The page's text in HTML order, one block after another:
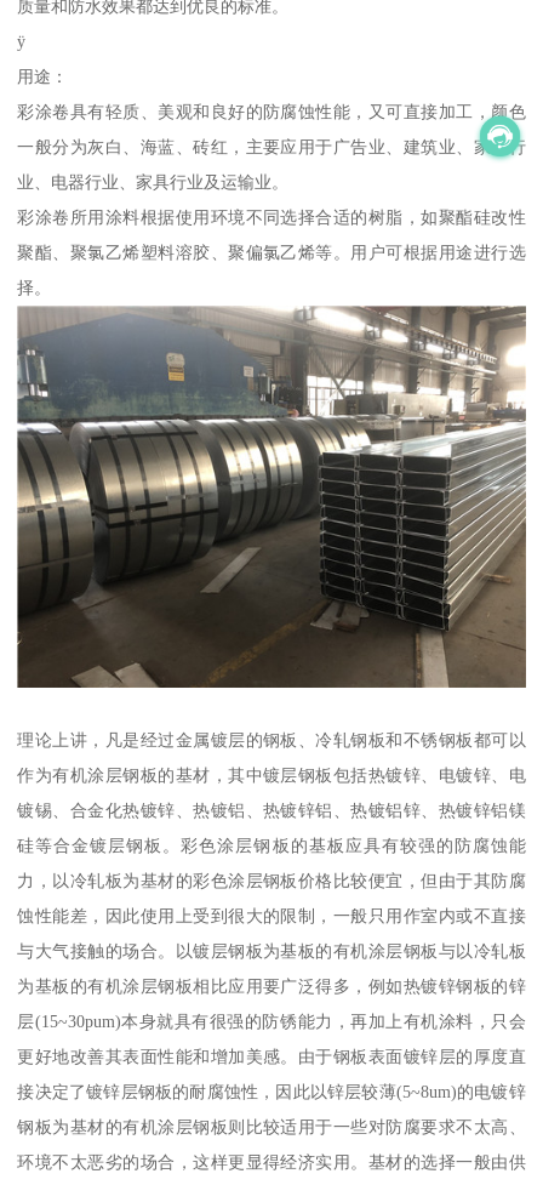
质量和防水效果都达到优良的标准。
ÿ
用途：
彩涂卷具有轻质、美观和良好的防腐蚀性能，又可直接加工，颜色
一般分为灰白、海蓝、砖红，主要应用于广告业、建筑业、家电行
业、电器行业、家具行业及运输业。
彩涂卷所用涂料根据使用环境不同选择合适的树脂，如聚酯硅改性
聚酯、聚氯乙烯塑料溶胶、聚偏氯乙烯等。用户可根据用途进行选
择。
理论上讲，凡是经过金属镀层的钢板、冷轧钢板和不锈钢板都可以
作为有机涂层钢板的基材，其中镀层钢板包括热镀锌、电镀锌、电
镀锡、合金化热镀锌、热镀铝、热镀锌铝、热镀铝锌、热镀锌铝镁
硅等合金镀层钢板。彩色涂层钢板的基板应具有较强的防腐蚀能
力，以冷轧板为基材的彩色涂层钢板价格比较便宜，但由于其防腐
蚀性能差，因此使用上受到很大的限制，一般只用作室内或不直接
与大气接触的场合。以镀层钢板为基板的有机涂层钢板与以冷轧板
为基板的有机涂层钢板相比应用要广泛得多，例如热镀锌钢板的锌
层(15~30pum)本身就具有很强的防锈能力，再加上有机涂料，只会
更好地改善其表面性能和增加美感。由于钢板表面镀锌层的厚度直
接决定了镀锌层钢板的耐腐蚀性，因此以锌层较薄(5~8um)的电镀锌
钢板为基材的有机涂层钢板则比较适用于一些对防腐要求不太高、
环境不太恶劣的场合，这样更显得经济实用。基材的选择一般由供